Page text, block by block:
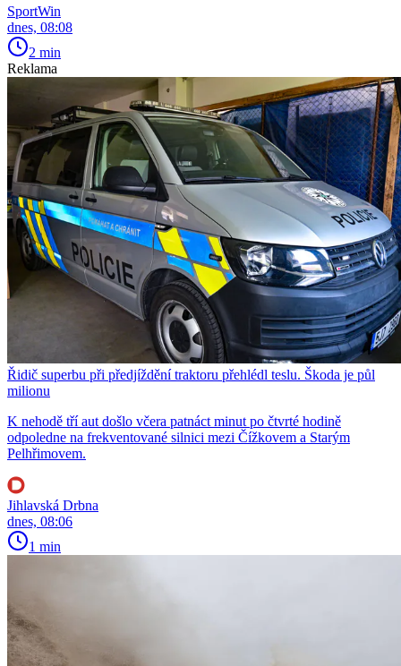
SportWin
dnes, 08:08
2 min
Reklama
Řidič superbu při předjíždění traktoru přehlédl teslu. Škoda je půl
milionu
K nehodě tří aut došlo včera patnáct minut po čtvrté hodině
odpoledne na frekventované silnici mezi Čížkovem a Starým
Pelhřimovem.
Jihlavská Drbna
dnes, 08:06
1 min